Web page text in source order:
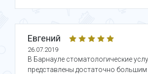
Евгений
26.07.2019
В Барнауле стоматологические
представлены достаточно